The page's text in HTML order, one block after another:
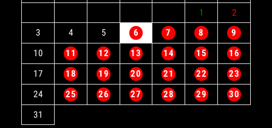
1
2
3
4 5 6 7 8
9
10
11 12 13 14 15
16
17
18 19 20 21 22
23
24
25 26 27 28 29
30
31